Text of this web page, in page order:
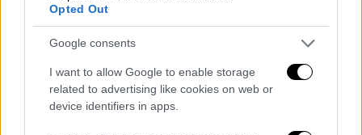
Opted Out
Google consents
I want to allow Google to enable storage
related to advertising like cookies on web or
device identifiers in apps.
Κόσμος|01.12.2024 21:19